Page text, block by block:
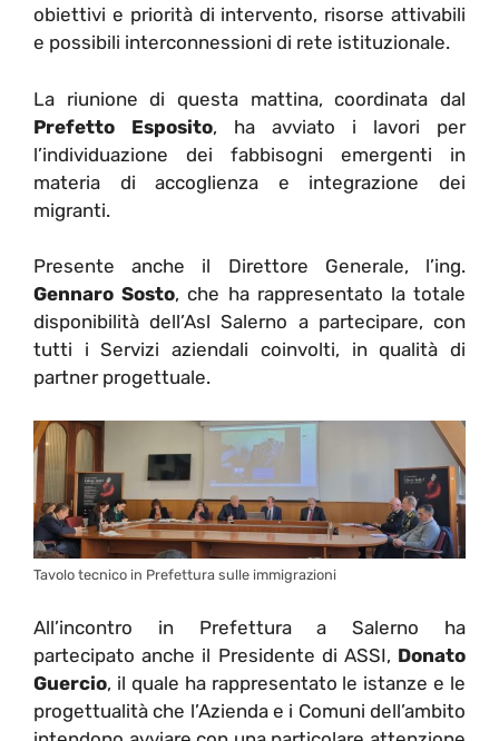
obiettivi e priorità di intervento, risorse attivabili
e possibili interconnessioni di rete istituzionale.
La riunione di questa mattina, coordinata dal
Prefetto Esposito, ha avviato i lavori per
l’individuazione dei fabbisogni emergenti in
materia di accoglienza e integrazione dei
migranti.
Presente anche il Direttore Generale, l’ing.
Gennaro Sosto, che ha rappresentato la totale
disponibilità dell’Asl Salerno a partecipare, con
tutti i Servizi aziendali coinvolti, in qualità di
partner progettuale.
Tavolo tecnico in Prefettura sulle immigrazioni
All’incontro in Prefettura a Salerno ha
partecipato anche il Presidente di ASSI, Donato
Guercio, il quale ha rappresentato le istanze e le
progettualità che l’Azienda e i Comuni dell’ambito